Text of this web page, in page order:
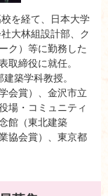
を経て、日本大学
大林組設計部、ク
ク）等に勤務した
取締役に就任。
築学科教授。
会賞）、金沢市立
場・コミュニティ
館（東北建築
協会賞）、東京都